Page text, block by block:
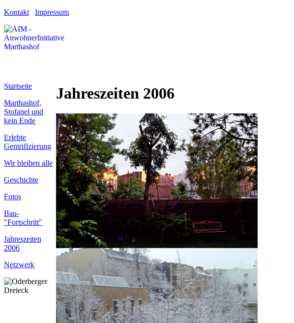
Kontakt Impressum
Startseite
Marthashof,
Stofanel und
kein Ende
Erlebte
Gentrifizierung
Wir bleiben alle
Geschichte
Fotos
Bau-
"Fortschritt"
Jahreszeiten
2006
Netzwerk
Jahreszeiten 2006